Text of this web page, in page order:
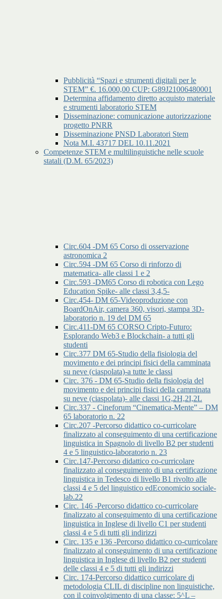
Pubblicità “Spazi e strumenti digitali per le
STEM” €. 16.000,00 CUP: G89J21006480001
Determina affidamento diretto acquisto materiale
e strumenti laboratorio STEM
Disseminazione: comunicazione autorizzazione
progetto PNRR
Disseminazione PNSD Laboratori Stem
Nota M.I. 43717 DEL 10.11.2021
Competenze STEM e multilinguistiche nelle scuole
statali (D.M. 65/2023)
Circ.604 -DM 65 Corso di osservazione
astronomica 2
Circ.594 -DM 65 Corso di rinforzo di
matematica- alle classi 1 e 2
Circ.593 -DM65 Corso di robotica con Lego
Education Spike- alle classi 3,4,5-
Circ.454- DM 65-Videoproduzione con
BoardOnAir, camera 360, visori, stampa 3D-
laboratorio n. 19 del DM 65
Circ.411-DM 65 CORSO Cripto-Futuro:
Esplorando Web3 e Blockchain- a tutti gli
studenti
Circ.377 DM 65-Studio della fisiologia del
movimento e dei principi fisici della camminata
su neve (ciaspolata)-a tutte le classi
Circ. 376 - DM 65-Studio della fisiologia del
movimento e dei principi fisici della camminata
su neve (ciaspolata)- alle classi 1G,2H,2I,2L
Circ.337 - Cineforum “Cinematica-Mente” – DM
65 laboratorio n. 22
Circ.207 -Percorso didattico co-curricolare
finalizzato al conseguimento di una certificazione
linguistica in Spagnolo di livello B2 per studenti
4 e 5 linguistico-laboratorio n. 23
Circ.147-Percorso didattico co-curricolare
finalizzato al conseguimento di una certificazione
linguistica in Tedesco di livello B1 rivolto alle
classi 4 e 5 del linguistico edEconomicio sociale-
lab.22
Circ. 146 -Percorso didattico co-curricolare
finalizzato al conseguimento di una certificazione
linguistica in Inglese di livello C1 per studenti
classi 4 e 5 di tutti gli indirizzi
Circ. 135 e 136 -Percorso didattico co-curricolare
finalizzato al conseguimento di una certificazione
linguistica in Inglese di livello B2 per studenti
delle classi 4 e 5 di tutti gli indirizzi
Circ. 174-Percorso didattico curricolare di
metodologia CLIL di discipline non linguistiche,
con il coinvolgimento di una classe: 5^L –